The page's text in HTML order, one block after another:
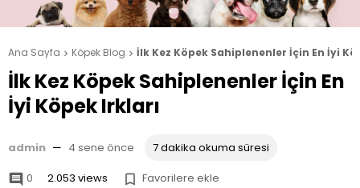
Ana Sayfa  Köpek Blog  İlk Kez Köpek Sahiplenenler İçin En İyi
İlk Kez Köpek Sahiplenenler İçin En
İyi Köpek Irkları
admin — 4 sene önce 7 dakika okuma süresi
 0 2.053 views  Favorilere ekle